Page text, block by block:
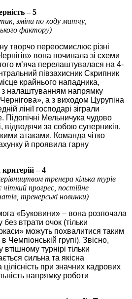
– 5
зміни по ходу матчу,
фактору)
творчо переосмислює різні
вона починала зі схеми
м’яча перелаштувалася на 4-
півзахисник Скрипник
крайнього нападника,
налаштуванням напрямку
а з виходом Цурупіна
лінії господарі зіграли
Підопічні Мельничука чудово
відводячи за собою суперників,
атаками. Команда чітко
й проявила гарну
– 4
тренера кілька турів
чіткий прогрес, постійне
тренерські новинки)
«Буковини» ‒ вона розпочала
втрати очок (тільки
можуть похвалитися таким
Чемпіонській групі). Звісно,
турнірі тільки
сильна та якісна
при значних кадрових
напрямку роботи